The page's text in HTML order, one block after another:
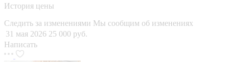
История цены
Следить за изменениями Мы сообщим об изменениях
31 мая 2026 25 000 руб.
Написать